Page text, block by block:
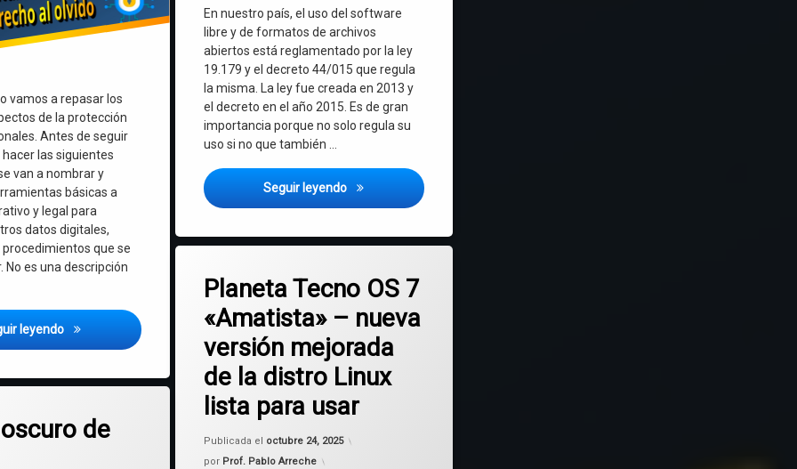
En nuestro país, el uso del software
libre y de formatos de archivos
abiertos está reglamentado por la ley
19.179 y el decreto 44/015 que regula
la misma. La ley fue creada en 2013 y
el decreto en el año 2015. Es de gran
importancia porque no solo regula su
uso si no que también …
Seguir leyendo Ley de software libre y formatos abiertos en Uruguay
vamos a repasar los
de la protección
Antes de seguir
las siguientes
van a nombrar y
básicas a
y legal para
datos digitales,
que se
No es una descripción
leyendo ¿Cómo proteger nuestros datos en Uruguay? Protección de datos personales- habeas data – derecho al olvido
Planeta Tecno OS 7
«Amatista» – nueva
versión mejorada
de la distro Linux
lista para usar
Publicada el octubre 24, 2025
por Prof. Pablo Arreche
Linux
Planeta Tecno OS
Windows
de
en El lado oscuro de Ceibal: tercerizaciones con docentes extranjeros, acuerdos con Google y Microsoft para uso de datos de estudiantes, abandono